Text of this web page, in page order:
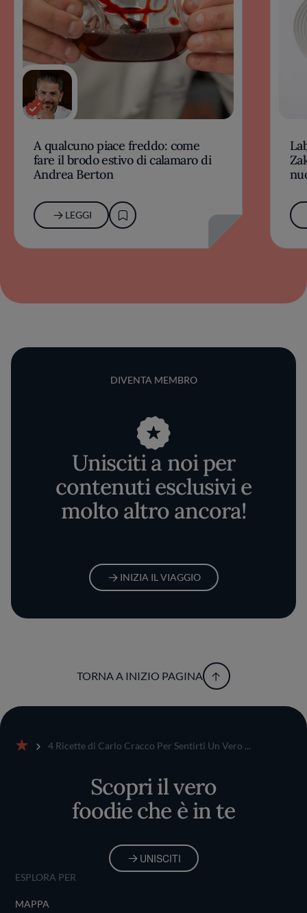
A qualcuno piace freddo: come
fare il brodo estivo di calamaro di
Andrea Berton
LEGGI
DIVENTA MEMBRO
Unisciti a noi per
contenuti esclusivi e
molto altro ancora!
INIZIA IL VIAGGIO
TORNA A INIZIO PAGINA
4 Ricette di Carlo Cracco Per Sentirti Un Vero ...
Scopri il vero
foodie che è in te
UNISCITI
ESPLORA PER
MAPPA